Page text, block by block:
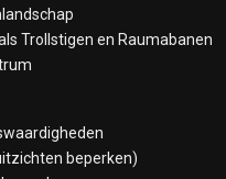
Trollstigen en Raumabanen
beperken)